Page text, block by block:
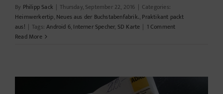
By Philipp Sack | Thursday, September 22, 2016 | Categories:
Heimwerkertip, Neues aus der Buchstabenfabrik., Praktikant packt
aus! | Tags:Android 6, Interner Specher, SD Karte | 1 Comment
Read More